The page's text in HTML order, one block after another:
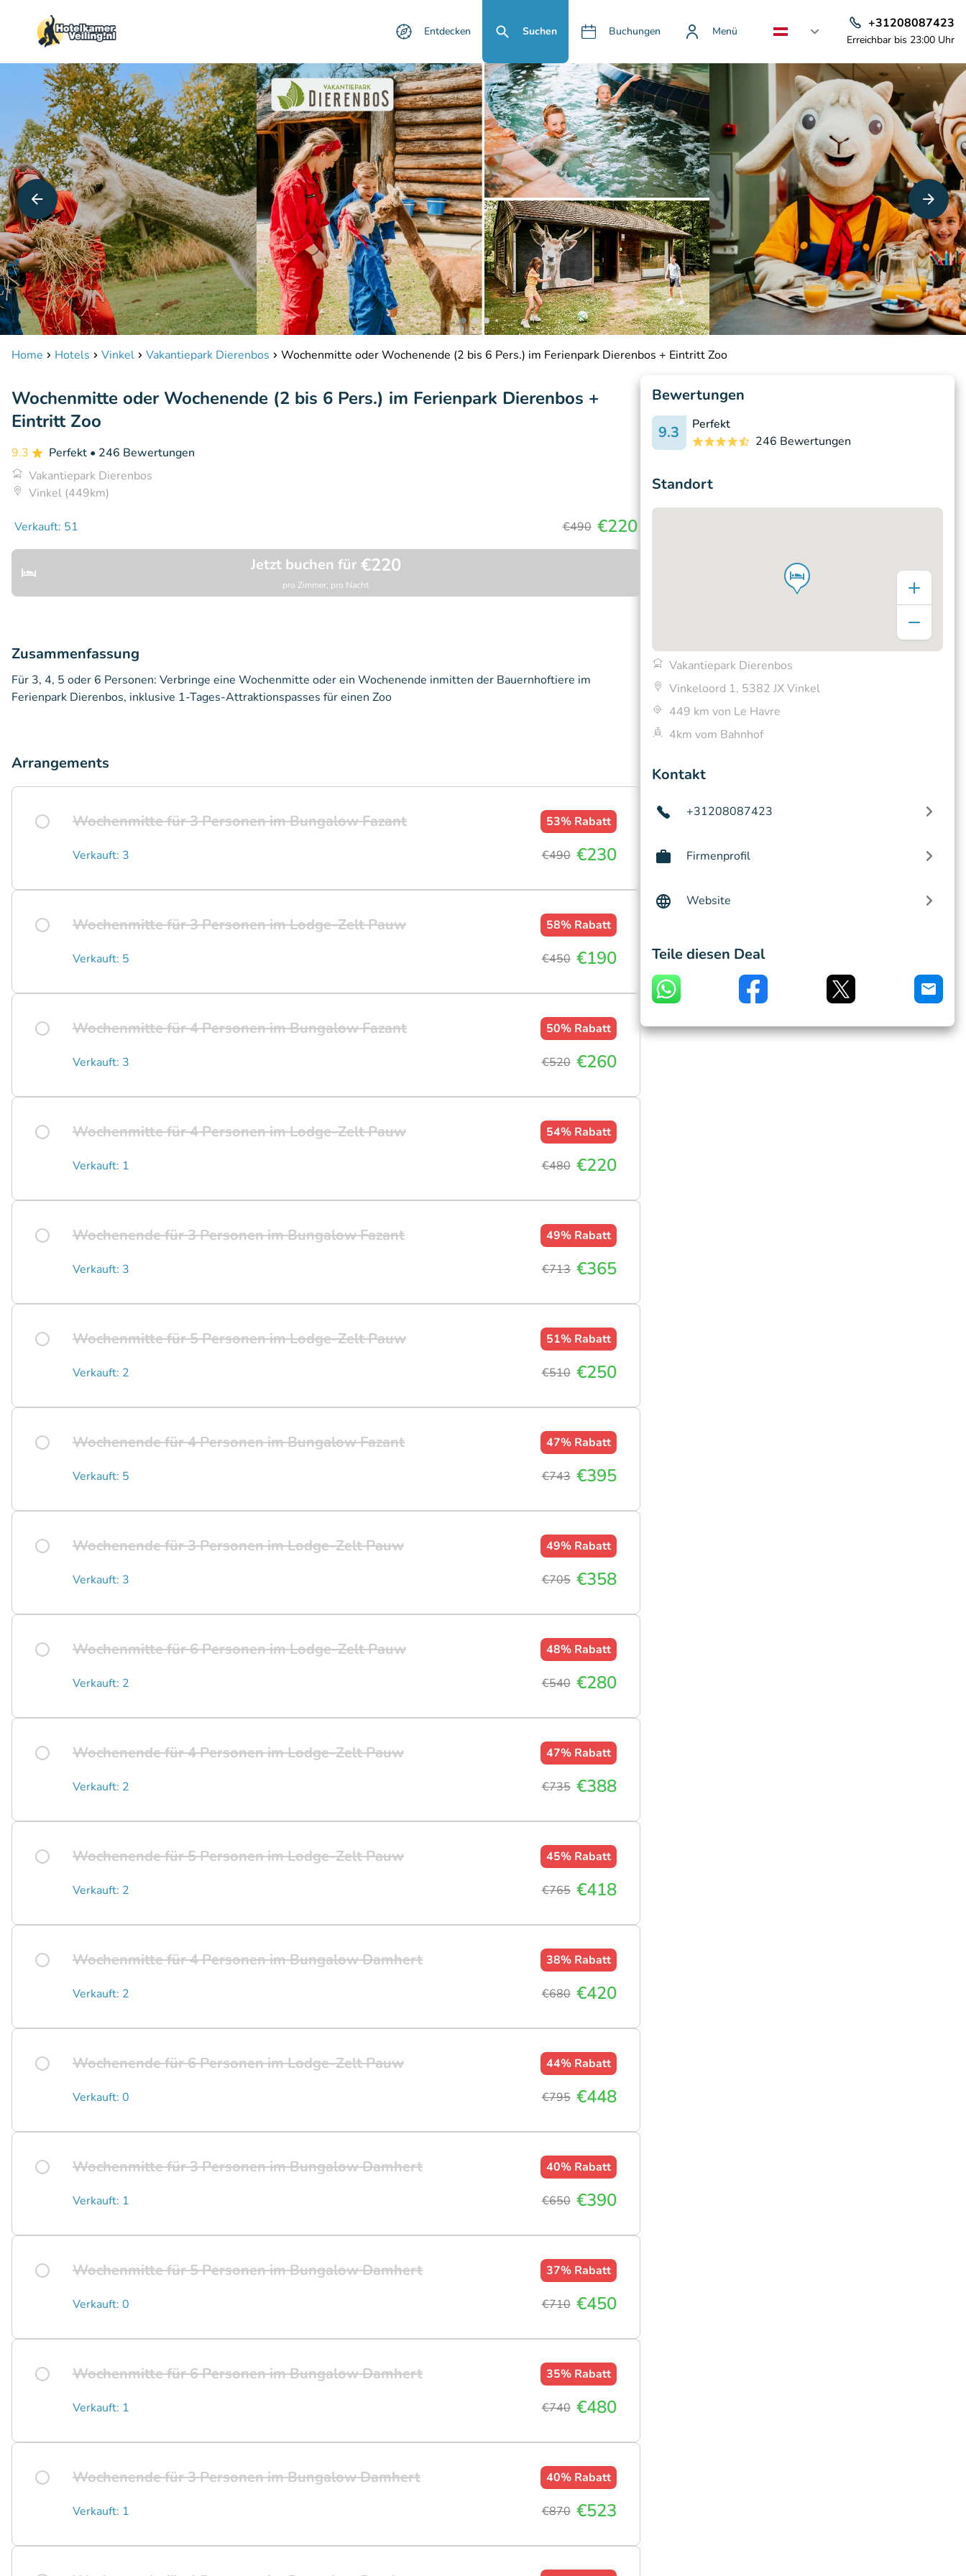
Entdecken Suchen Buchungen Menü
+31208087423
Erreichbar bis 23:00 Uhr
Home Hotels Vinkel Vakantiepark Dierenbos Wochenmitte oder Wochenende (2 bis 6 Pers.) im Ferienpark Dierenbos + Eintritt Zoo
Wochenmitte oder Wochenende (2 bis 6 Pers.) im Ferienpark Dierenbos +
Eintritt Zoo
9.3 Perfekt • 246 Bewertungen
Vakantiepark Dierenbos
Vinkel (449km)
Verkauft: 51 €490 €220
Jetzt buchen für€220
pro Zimmer, pro Nacht
Zusammenfassung
Für 3, 4, 5 oder 6 Personen: Verbringe eine Wochenmitte oder ein Wochenende inmitten der Bauernhoftiere im
Ferienpark Dierenbos, inklusive 1-Tages-Attraktionspasses für einen Zoo
Arrangements
Wochenmitte für 3 Personen im Bungalow Fazant 53% Rabatt
Verkauft: 3 €490 €230
Wochenmitte für 3 Personen im Lodge-Zelt Pauw 58% Rabatt
Verkauft: 5 €450 €190
Wochenmitte für 4 Personen im Bungalow Fazant 50% Rabatt
Verkauft: 3 €520 €260
Wochenmitte für 4 Personen im Lodge-Zelt Pauw 54% Rabatt
Verkauft: 1 €480 €220
Wochenende für 3 Personen im Bungalow Fazant 49% Rabatt
Verkauft: 3 €713 €365
Wochenmitte für 5 Personen im Lodge-Zelt Pauw 51% Rabatt
Verkauft: 2 €510 €250
Wochenende für 4 Personen im Bungalow Fazant 47% Rabatt
Verkauft: 5 €743 €395
Wochenende für 3 Personen im Lodge-Zelt Pauw 49% Rabatt
Verkauft: 3 €705 €358
Wochenmitte für 6 Personen im Lodge-Zelt Pauw 48% Rabatt
Verkauft: 2 €540 €280
Wochenende für 4 Personen im Lodge-Zelt Pauw 47% Rabatt
Verkauft: 2 €735 €388
Wochenende für 5 Personen im Lodge-Zelt Pauw 45% Rabatt
Verkauft: 2 €765 €418
Wochenmitte für 4 Personen im Bungalow Damhert 38% Rabatt
Verkauft: 2 €680 €420
Wochenende für 6 Personen im Lodge-Zelt Pauw 44% Rabatt
Verkauft: 0 €795 €448
Wochenmitte für 3 Personen im Bungalow Damhert 40% Rabatt
Verkauft: 1 €650 €390
Wochenmitte für 5 Personen im Bungalow Damhert 37% Rabatt
Verkauft: 0 €710 €450
Wochenmitte für 6 Personen im Bungalow Damhert 35% Rabatt
Verkauft: 1 €740 €480
Wochenende für 3 Personen im Bungalow Damhert 40% Rabatt
Verkauft: 1 €870 €523
Bewertungen
9.3
Perfekt
246 Bewertungen
Standort
Vakantiepark Dierenbos
Vinkeloord 1, 5382 JX Vinkel
449 km von Le Havre
4km vom Bahnhof
Kontakt
+31208087423
Firmenprofil
Website
Teile diesen Deal